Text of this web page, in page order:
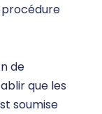
procédure
de
que les
soumise